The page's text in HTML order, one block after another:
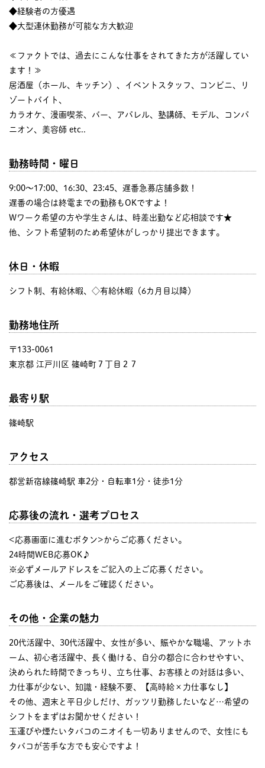
◆経験者の方優遇
◆大型連休勤務が可能な方大歓迎
≪ファクトでは、過去にこんな仕事をされてきた方が活躍してい
ます！≫
居酒屋（ホール、キッチン）、イベントスタッフ、コンビニ、リ
ゾートバイト、
カラオケ、漫画喫茶、バー、アパレル、塾講師、モデル、コンパ
ニオン、美容師 etc..
勤務時間・曜日
9:00〜17:00、16:30、23:45、遅番急募店舗多数！
遅番の場合は終電までの勤務もOKですよ！
Wワーク希望の方や学生さんは、時差出勤など応相談です★
他、シフト希望制のため希望休がしっかり提出できます。
休日・休暇
シフト制、有給休暇、◇有給休暇（6カ月目以降）
勤務地住所
〒133-0061
東京都 江戸川区 篠崎町７丁目２７
最寄り駅
篠崎駅
アクセス
都営新宿線篠崎駅 車2分・自転車1分・徒歩1分
応募後の流れ・選考プロセス
<応募画面に進むボタン>からご応募ください。
24時間WEB応募OK♪
※必ずメールアドレスをご記入の上ご応募ください。
ご応募後は、メールをご確認ください。
その他・企業の魅力
20代活躍中、30代活躍中、女性が多い、賑やかな職場、アットホ
ーム、初心者活躍中、長く働ける、自分の都合に合わせやすい、
決められた時間できっちり、立ち仕事、お客様との対話は多い、
力仕事が少ない、知識・経験不要、【高時給×力仕事なし】
その他、週末と平日少しだけ、ガッツリ勤務したいなど…希望の
シフトをまずはお聞かせください！
玉運びや煙たいタバコのニオイも一切ありませんので、女性にも
タバコが苦手な方でも安心ですよ！